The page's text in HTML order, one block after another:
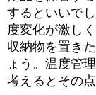
するといいで
度変化が激し
収納物を置き
ょう。温度管
考えるとその